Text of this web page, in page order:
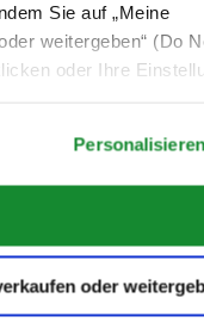
Sie auf „Meine
weitergeben“ (Do
oder Ihre
oder